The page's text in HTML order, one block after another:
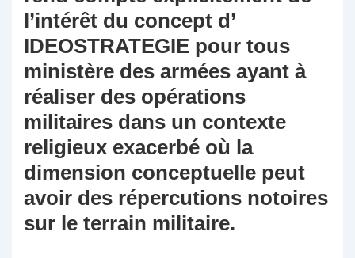
l’intérêt du concept d’
IDEOSTRATEGIE pour tous
ministère des armées ayant à
réaliser des opérations
militaires dans un contexte
religieux exacerbé où la
dimension conceptuelle peut
avoir des répercutions notoires
sur le terrain militaire.